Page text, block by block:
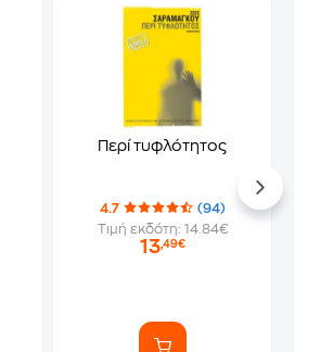
Περί τυφλότητος
4.7
(94)
Τιμή εκδότη: 14.84€
13,49€